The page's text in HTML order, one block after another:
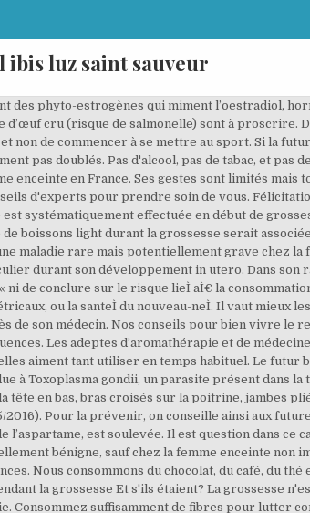
ibis luz saint sauveur
pratiquer le vélo pendant votre grossesse : en évitant les dénivelés trop importants ; dans le but de travailler les muscles des jambes et sans forcer. Pour en savoir plus et exercer vos droits, prenez connaissance de notre Charte de Confidentialité. - Adieu (temporaire) aussi aux plaisirs de la charcuterie dont certaines préparations peuvent être touchées par la listéria. AZAD Meghan B. et al, Association Between Artificially Sweetened Beverage Consumption During Pregnancy and Infant Body Mass Index, JAMA Pediatr. Aussi à titre préventif, l’ANSES (7) émet les recommandations suivantes pour la femme enceinte : - éviter à titre de précaution de consommer les poissons les plus contaminés : requins, lamproies, espadons, marlins et sikis ; - limiter la consommation de poissons susceptibles d'être fortement contaminés à 150 g. Soit : baudroies ou lottes, loup de l'Atlantique, bonite, anguille et civelle, empereur, hoplostète orange ou hoplostète de Méditerranée, grenadier, flétan de l'Atlantique, cardine, mulet, brochet, palomète, capelan de Méditerranée, pailona commun, raies, grande sébaste, voilier de l'Atlantique, sabre argent et sabre noir, dorade, pageot, escolier noir ou stromaté, rouvet, escolier serpent, esturgeon, thon…. Cette prise de sang révélera notamment si vous êtes immunisée contre la toxoplasmose (une infection parasitaire â¦ L'utilité des supplémentations vitaminiques à ce terme de la grossesse est discutée en l'absence de carence prouvée, et souvent ces médicaments ne sont pas remboursés. Soâ¦ La diversité est très importante pour éviter les carences. On se renseigne donc sur ces produits dangereux en consultant la liste et les recommandations du CRNS/PRC. Mais cela n’est pas sans risque. Si vous n’y consentez pas, vous n’êtes pas autorisé à utiliser ce site. Nous aimons la caféine, mais les bébés? Pour info, le paracétamol est le seul médicament que tu peux prendre sans consulter ton médecin. Les femmes qui fument sont 23% plus susceptibles de faire une fausse couche et 50% plus susceptibles dâêtre confrontées à un décès périnatal (mort in utero, mortalité à la naissance ou peu de temps après). Si la future maman n’est pas immunisée, elle devra prendre certaines précautions alimentaires (1) : La listériose est une maladie due à la bactérie Listeria monocytogenes preÌsente dans l’environnement et pouvant contaminer la chaine alimentaire. ANSES, Evaluation des risques et bénéfices nutritionnels des édulcorants intenses, Rapport d’expertise collective, Janvier 2015 (en ligne) https://www.anses.fr (page consultée le 13/05/2016), 6. Il est préférable de ne pas porter dâobjets lourds pendant la grossesse car vous pourriez facilement vous faire mal au dos ou au bassin. Les recettes à base dâÅufs crus. On fait donc suivre scrupuleusement sa prise de poids par son obstétricien. Danse . Les â¦ Grossesse : faire de lâexercice pour éviter les douleurs au dos. Si l’on est obligé de déménager ou de réaménager son intérieur, les professionnels de la santé recommandent de le faire lors du deuxième trimestre. - Tous les laitages (oui, fromages compris !) Renforcez votre tronc. Les Åufs crus peuvent être contaminés par